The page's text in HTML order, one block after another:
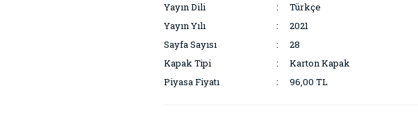
Yayın Dili
Türkçe
Yayın Yılı
2021
Sayfa Sayısı
28
Kapak Tipi
Karton Kapak
Piyasa Fiyatı
96,00 TL